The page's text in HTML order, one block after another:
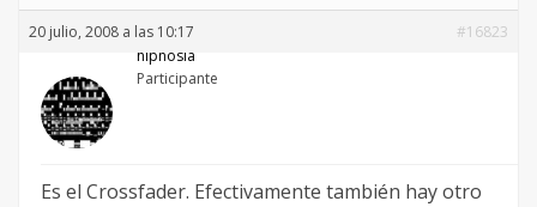
20 julio, 2008 a las 10:17
#16823
hipnosia
Participante
Es el Crossfader. Efectivamente también hay otro